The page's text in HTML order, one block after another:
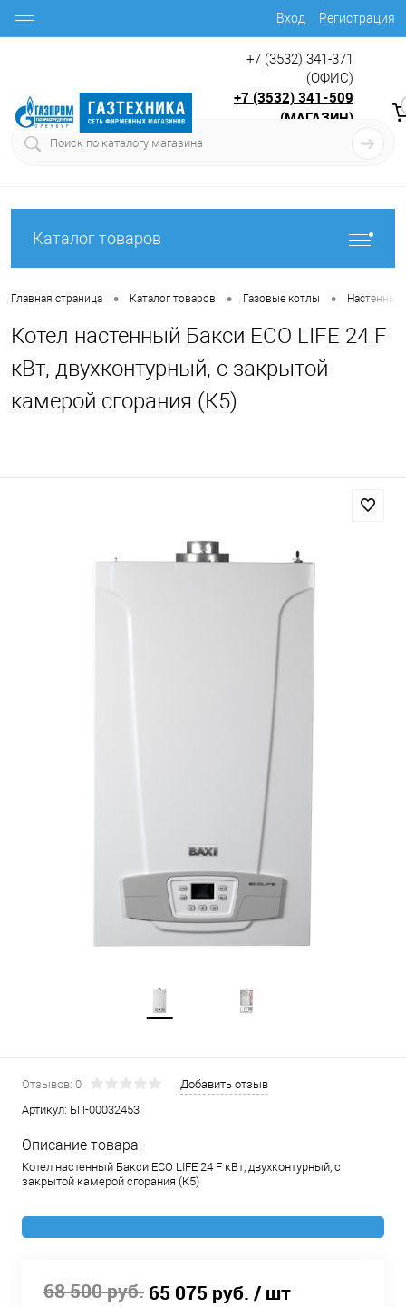
Вход Регистрация
+7 (3532) 341-371
(ОФИС)
+7 (3532) 341-509
(МАГАЗИН)
Каталог товаров
Главная страница • Каталог товаров • Газовые котлы • Настенные
Котел настенный Бакси ECO LIFE 24 F
кВт, двухконтурный, с закрытой
камерой сгорания (К5)
Отзывов: 0
Добавить отзыв
Артикул: БП-00032453
Описание товара:
Котел настенный Бакси ECO LIFE 24 F кВт, двухконтурный, с
закрытой камерой сгорания (К5)
68 500 руб. 65 075 руб. / шт